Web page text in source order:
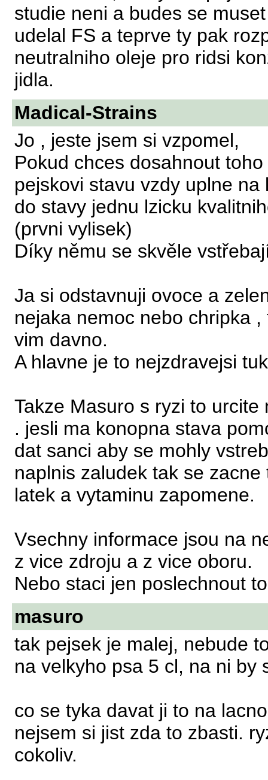
studie neni a budes se
udelal FS a teprve ty pak
neutralniho oleje pro ridsi
jidla.
Madical-Strains
Jo , jeste jsem si vzpomel,
Pokud chces dosahnout
pejskovi stavu vzdy uplne
do stavy jednu lzicku
(prvni vylisek)
Díky němu se skvěle
Ja si odstavnuji ovoce a
nejaka nemoc nebo chripka
vim davno.
A hlavne je to nejzdravejsi
Takze Masuro s ryzi to
. jesli ma konopna stava
dat sanci aby se mohly
naplnis zaludek tak se
latek a vytaminu zapomene.
Vsechny informace jsou na
z vice zdroju a z vice oboru.
Nebo staci jen poslechnout
masuro
tak pejsek je malej, nebude
na velkyho psa 5 cl, na ni by
co se tyka davat ji to na
nejsem si jist zda to zbasti.
cokoliv.